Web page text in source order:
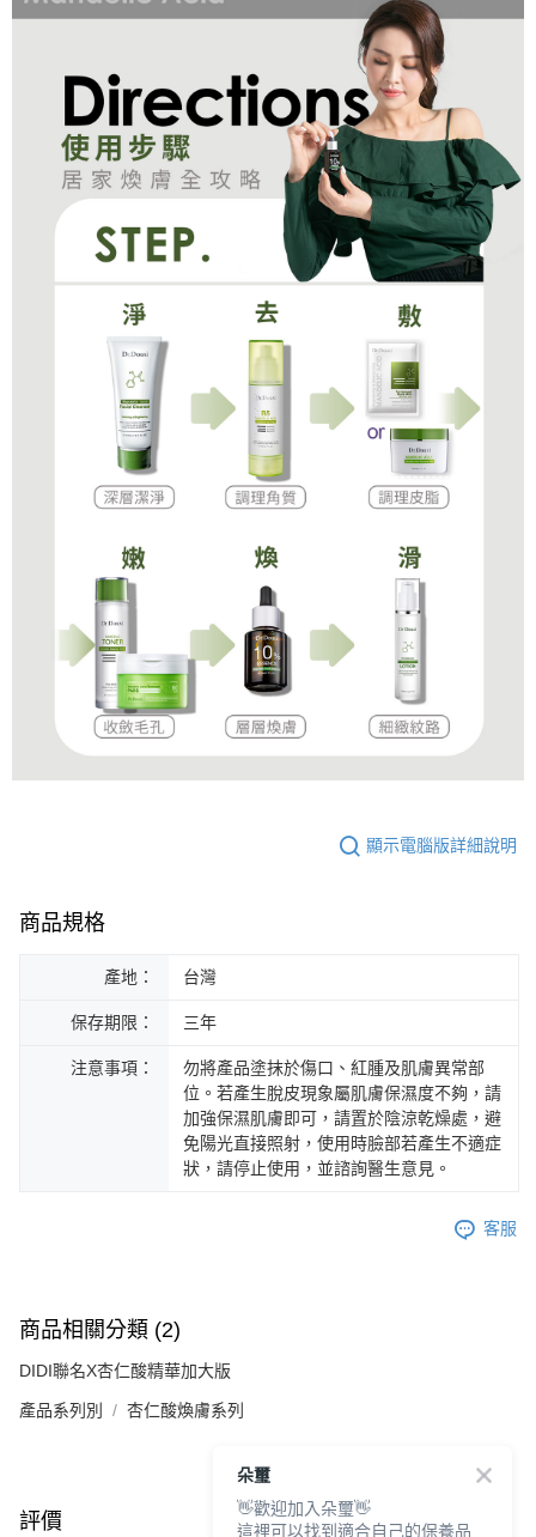
顯示電腦版詳細說明
商品規格
產地： 台灣
保存期限： 三年
注意事項：
勿將產品塗抹於傷口、紅腫及肌膚異常部
位。若產生脫皮現象屬肌膚保濕度不夠，請
加強保濕肌膚即可，請置於陰涼乾燥處，避
免陽光直接照射，使用時臉部若產生不適症
狀，請停止使用，並諮詢醫生意見。
客服
商品相關分類 (2)
DIDI聯名X杏仁酸精華加大版
產品系列別 杏仁酸煥膚系列
評價 查看全部
朵璽
👋歡迎加入朵璽👋
這裡可以找到適合自己的保養品